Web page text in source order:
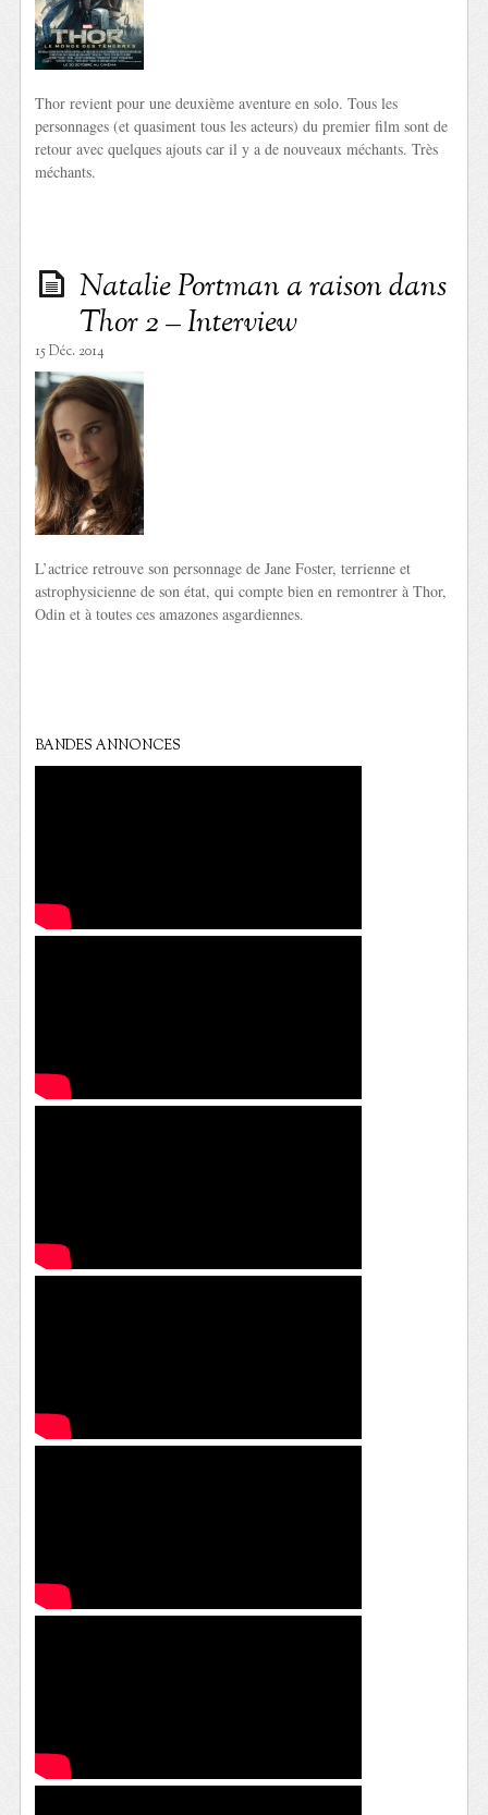
Thor revient pour une deuxième aventure en solo. Tous les
personnages (et quasiment tous les acteurs) du premier film sont de
retour avec quelques ajouts car il y a de nouveaux méchants. Très
méchants.
Natalie Portman a raison dans
Thor 2 – Interview
15 Déc. 2014
L’actrice retrouve son personnage de Jane Foster, terrienne et
astrophysicienne de son état, qui compte bien en remontrer à Thor,
Odin et à toutes ces amazones asgardiennes.
BANDES ANNONCES